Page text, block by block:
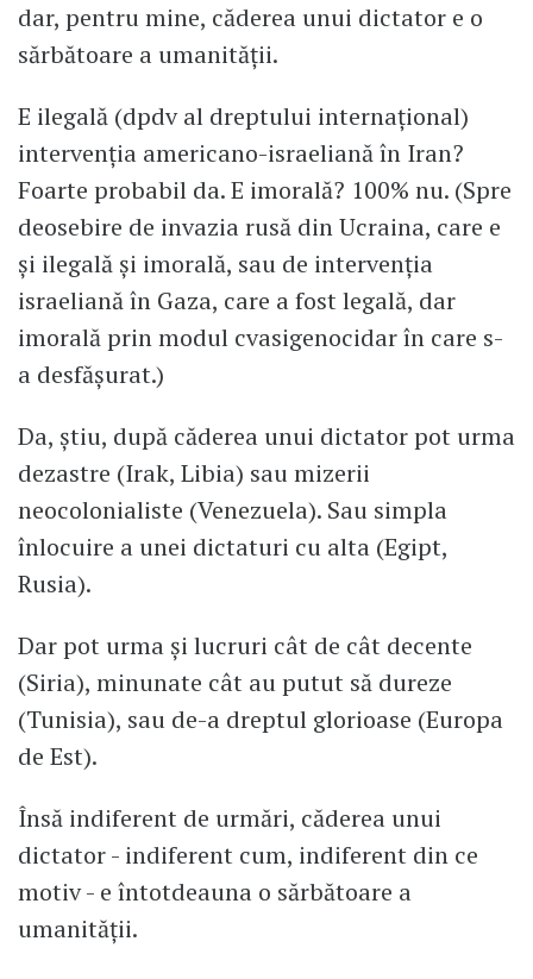
dar, pentru mine, căderea unui dictator e o
sărbătoare a umanității.
E ilegală (dpdv al dreptului internațional)
intervenția americano-israeliană în Iran?
Foarte probabil da. E imorală? 100% nu. (Spre
deosebire de invazia rusă din Ucraina, care e
și ilegală și imorală, sau de intervenția
israeliană în Gaza, care a fost legală, dar
imorală prin modul cvasigenocidar în care s-
a desfășurat.)
Da, știu, după căderea unui dictator pot urma
dezastre (Irak, Libia) sau mizerii
neocolonialiste (Venezuela). Sau simpla
înlocuire a unei dictaturi cu alta (Egipt,
Rusia).
Dar pot urma și lucruri cât de cât decente
(Siria), minunate cât au putut să dureze
(Tunisia), sau de-a dreptul glorioase (Europa
de Est).
Însă indiferent de urmări, căderea unui
dictator - indiferent cum, indiferent din ce
motiv - e întotdeauna o sărbătoare a
umanității.